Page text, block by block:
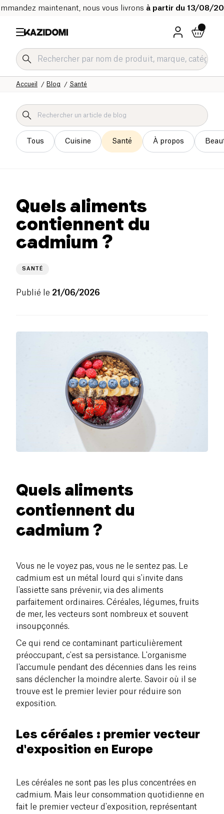
maintenant, nous vous livrons à partir du 13/08/
Santé
Blog
Accueil
Tous Cuisine Santé À propos
Quels aliments
contiennent du
cadmium ?
SANTÉ
Publié le 21/06/2026
Quels aliments
contiennent du
cadmium ?
Vous ne le voyez pas, vous ne le sentez pas. Le
cadmium est un métal lourd qui s'invite dans
l'assiette sans prévenir, via des aliments
parfaitement ordinaires. Céréales, légumes, fruits
de mer, les vecteurs sont nombreux et souvent
insoupçonnés.
Ce qui rend ce contaminant particulièrement
préoccupant, c'est sa persistance. L'organisme
l'accumule pendant des décennies dans les reins
sans déclencher la moindre alerte. Savoir où il se
trouve est le premier levier pour réduire son
exposition.
Les céréales : premier vecteur
d'exposition en Europe
Les céréales ne sont pas les plus concentrées en
cadmium. Mais leur consommation quotidienne en
fait le premier vecteur d'exposition, représentant